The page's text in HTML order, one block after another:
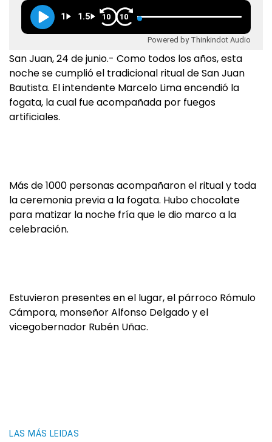
1 1.5 10 10
Powered by Thinkindot Audio
San Juan, 24 de junio.- Como todos los años, esta
noche se cumplió el tradicional ritual de San Juan
Bautista. El intendente Marcelo Lima encendió la
fogata, la cual fue acompañada por fuegos
artificiales.
Más de 1000 personas acompañaron el ritual y toda
la ceremonia previa a la fogata. Hubo chocolate
para matizar la noche fría que le dio marco a la
celebración.
Estuvieron presentes en el lugar, el párroco Rómulo
Cámpora, monseñor Alfonso Delgado y el
vicegobernador Rubén Uñac.
LAS MÁS LEIDAS